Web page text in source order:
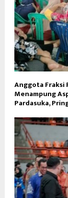
Anggota Fraksi
Menampung
Pardasuka,